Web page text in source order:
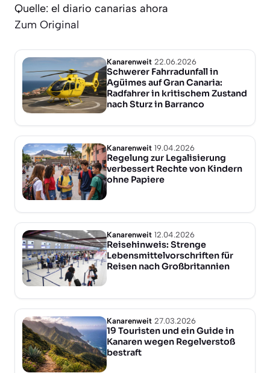
Quelle: el diario canarias ahora
Zum Original
Kanarenweit 22.06.2026
Schwerer Fahrradunfall in
Agüimes auf Gran Canaria:
Radfahrer in kritischem Zustand
nach Sturz in Barranco
Kanarenweit 19.04.2026
Regelung zur Legalisierung
verbessert Rechte von Kindern
ohne Papiere
Kanarenweit 12.04.2026
Reisehinweis: Strenge
Lebensmittelvorschriften für
Reisen nach Großbritannien
Kanarenweit 27.03.2026
19 Touristen und ein Guide in
Kanaren wegen Regelverstoß
bestraft